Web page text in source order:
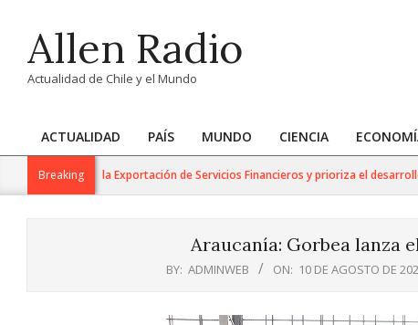
contentAllen Radio
Actualidad de Chile y el Mundo
Primary
Navigation
ACTUALIDAD PAÍS MUNDO CIENCIA
Breaking
Trabajo para la Exportación de Servicios Financieros y prioriza el desarrollo
Araucanía: Gorbea lanza
BY: ADMINWEB ON: 10 DE AGOSTO DE